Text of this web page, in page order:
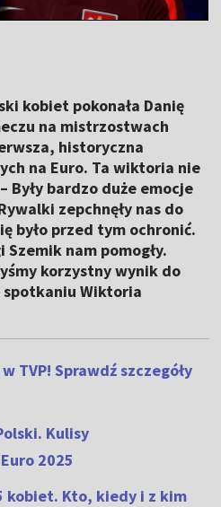
kobiet pokonała Danię
na mistrzostwach
historyczna
na Euro. Ta wiktoria nie
Były bardzo duże emocje
zepchnęły nas do
było przed tym ochronić.
nam pomogły.
korzystny wynik do
spotkaniu Wiktoria
TVP! Sprawdź szczegóły
Kulisy
2025
kobiet. Kto, kiedy i z kim